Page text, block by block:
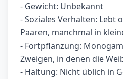
- Gewicht: Unbekannt
- Soziales Verhalten: Lebt
Paaren, manchmal in
- Fortpflanzung:
Zweigen, in denen die
- Haltung: Nicht üblich in